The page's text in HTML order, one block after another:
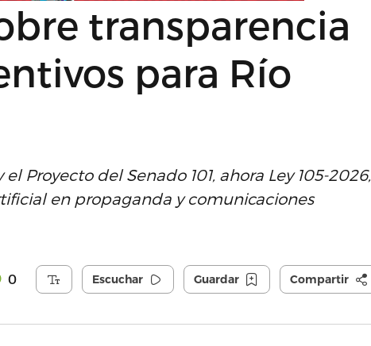
transparencia
para Río
Proyecto del Senado 101, ahora Ley 105-2026,
en propaganda y comunicaciones
0 Escuchar Guardar Compartir